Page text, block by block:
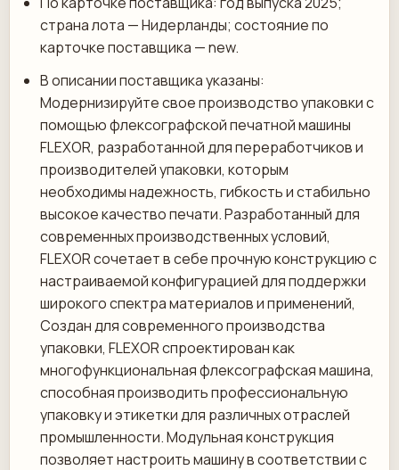
страна лота — Нидерланды; состояние по
карточке поставщика — new.
В описании поставщика указаны:
Модернизируйте свое производство упаковки с
помощью флексографской печатной машины
FLEXOR, разработанной для переработчиков и
производителей упаковки, которым
необходимы надежность, гибкость и стабильно
высокое качество печати. Разработанный для
современных производственных условий,
FLEXOR сочетает в себе прочную конструкцию с
настраиваемой конфигурацией для поддержки
широкого спектра материалов и применений,
Создан для современного производства
упаковки, FLEXOR спроектирован как
многофункциональная флексографская машина,
способная производить профессиональную
упаковку и этикетки для различных отраслей
промышленности. Модульная конструкция
позволяет настроить машину в соответствии с